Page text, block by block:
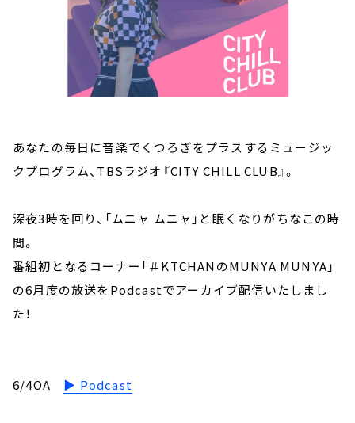
あなたの毎日に音楽でくつろぎをプラスするミュージッ
クプログラム、TBSラジオ『CITY CHILL CLUB』。
深夜3時を回り、「ムニャ ムニャ」と眠くなりがちなこの時
間。
番組初となるコーナー「＃KTCHANのMUNYA MUNYA」
の6月度の放送をPodcastでアーカイブ配信いたしまし
た！
6/4OA ▶︎ Podcast